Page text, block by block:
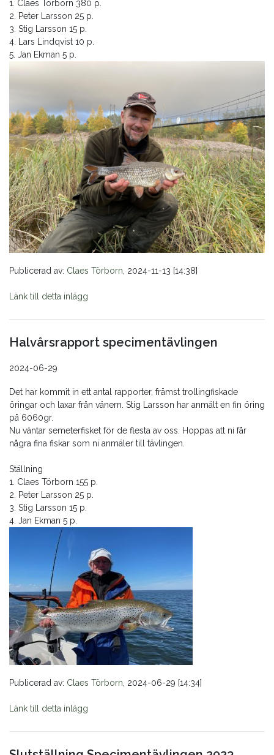
1. Claes Törborn 380 p.
2. Peter Larsson 25 p.
3. Stig Larsson 15 p.
4. Lars Lindqvist 10 p.
5. Jan Ekman 5 p.
Publicerad av: Claes Törborn , 2024-11-13 [14:38]
Länk till detta inlägg
Halvårsrapport specimentävlingen
2024-06-29
Det har kommit in ett antal rapporter, främst trollingfiskade
öringar och laxar från vänern. Stig Larsson har anmält en fin öring
på 6060gr.
Nu väntar semeterfisket för de flesta av oss. Hoppas att ni får
några fina fiskar som ni anmäler till tävlingen.
Ställning
1. Claes Törborn 155 p.
2. Peter Larsson 25 p.
3. Stig Larsson 15 p.
4. Jan Ekman 5 p.
Publicerad av: Claes Törborn , 2024-06-29 [14:34]
Länk till detta inlägg